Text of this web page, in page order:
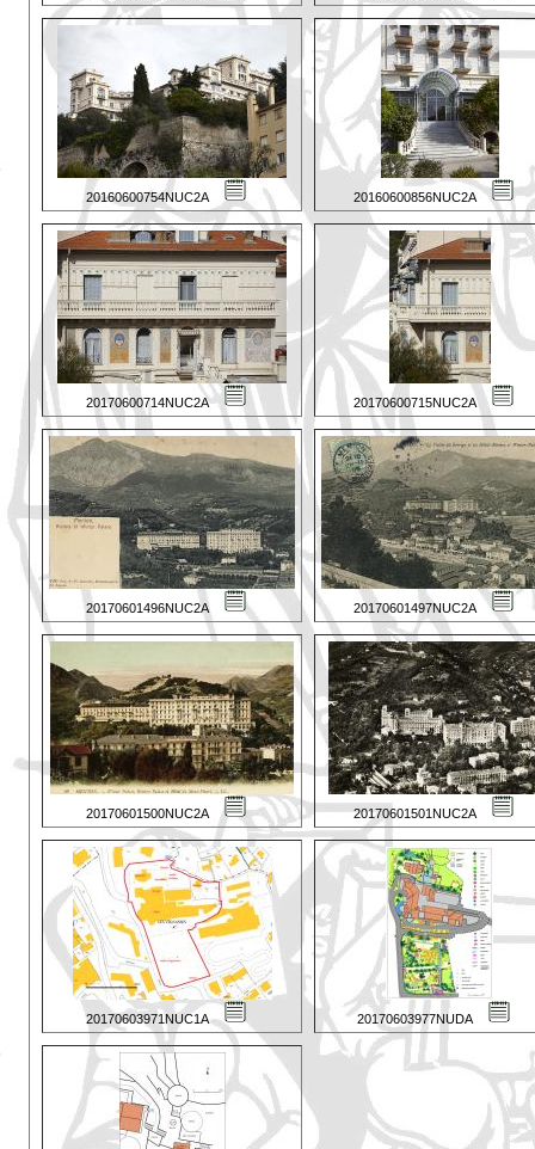
20160600754NUC2A 20160600856NUC2A
20170600714NUC2A 20170600715NUC2A
20170601496NUC2A 20170601497NUC2A
20170601500NUC2A 20170601501NUC2A
20170603971NUC1A 20170603977NUDA